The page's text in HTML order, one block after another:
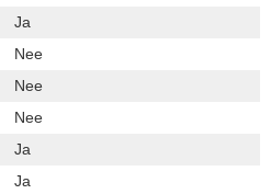
Ja
Nee
Nee
Nee
Ja
Ja